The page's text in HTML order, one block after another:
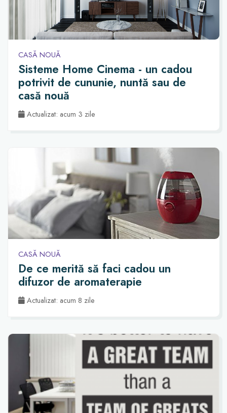
CASĂ NOUĂ
Sisteme Home Cinema - un cadou
potrivit de cununie, nuntă sau de
casă nouă
Actualizat: acum 3 zile
CASĂ NOUĂ
De ce merită să faci cadou un
difuzor de aromaterapie
Actualizat: acum 8 zile